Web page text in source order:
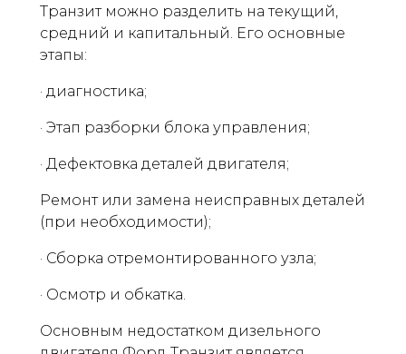
Транзит можно разделить на текущий,
средний и капитальный. Его основные
этапы:
· диагностика;
· Этап разборки блока управления;
· Дефектовка деталей двигателя;
Ремонт или замена неисправных деталей
(при необходимости);
· Сборка отремонтированного узла;
· Осмотр и обкатка.
Основным недостатком дизельного